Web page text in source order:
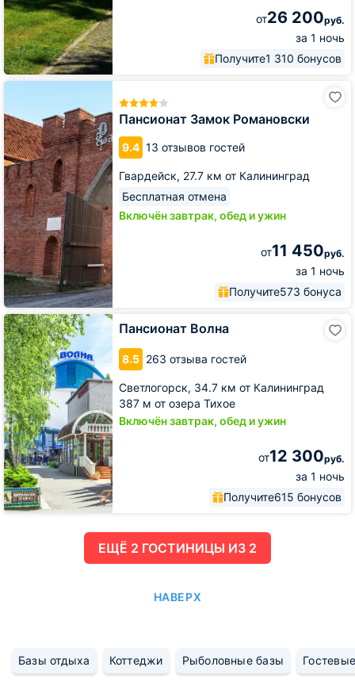
от26 200руб.
за 1 ночь
Получите1 310 бонусов
Пансионат Замок Романовски
9.4 13 отзывов гостей
Гвардейск, 27.7 км от Калининград
Бесплатная отмена
Включён завтрак, обед и ужин
от11 450руб.
за 1 ночь
Получите573 бонуса
Пансионат
Романовски
Пансионат Волна
8.5 263 отзыва гостей
Светлогорск, 34.7 км от Калининград
387 м от озера Тихое
Включён завтрак, обед и ужин
от12 300руб.
за 1 ночь
Получите615 бонусов
Пансионат
Волна
ЕЩË 2 ГОСТИНИЦЫ ИЗ 2
НАВЕРХ
Базы отдыха Коттеджи Рыболовные базы